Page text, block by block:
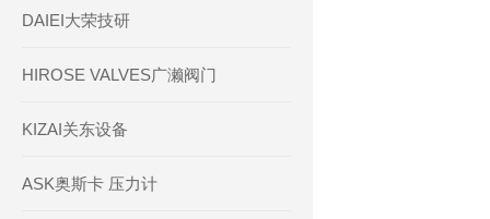
DAIEI大荣技研
HIROSE VALVES广濑阀门
KIZAI关东设备
ASK奥斯卡 压力计